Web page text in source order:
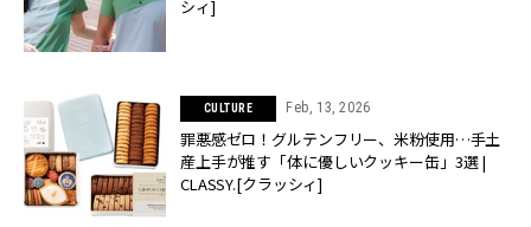
シィ]
CULTURE Feb, 13, 2026
罪悪感ゼロ！グルテンフリー、米粉使用…手土
産上手が推す「体に優しいクッキー缶」3選 |
CLASSY.[クラッシィ]